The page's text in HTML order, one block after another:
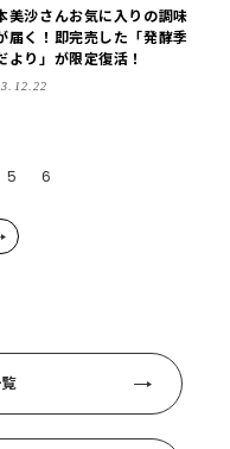
美沙さんお気に入りの調味
届く！即完売した「発酵季
より」が限定復活！
5 6